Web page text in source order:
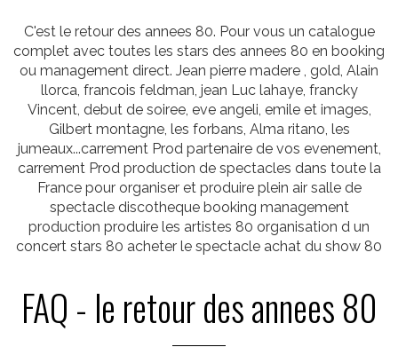
C'est le retour des annees 80. Pour vous un catalogue
complet avec toutes les stars des annees 80 en booking
ou management direct. Jean pierre madere , gold, Alain
llorca, francois feldman, jean Luc lahaye, francky
Vincent, debut de soiree, eve angeli, emile et images,
Gilbert montagne, les forbans, Alma ritano, les
jumeaux...carrement Prod partenaire de vos evenement,
carrement Prod production de spectacles dans toute la
France pour organiser et produire plein air salle de
spectacle discotheque booking management
production produire les artistes 80 organisation d un
concert stars 80 acheter le spectacle achat du show 80
FAQ - le retour des annees 80